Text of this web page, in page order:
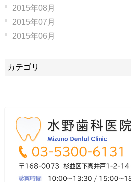
2015年08月
2015年07月
2015年06月
カテゴリ